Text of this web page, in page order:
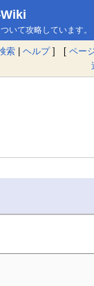
いて攻略しています。
索 | ヘルプ] [ ペー